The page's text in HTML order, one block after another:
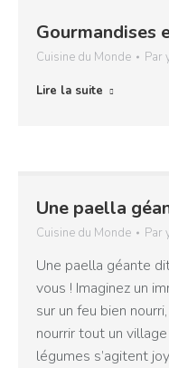
Gourmandises
Cuisine du Monde Par
Lire la suite
Une paella
Cuisine du Monde Par
Une paella géante
vous ! Imaginez un
sur un feu bien
nourrir tout un
légumes s’agitent